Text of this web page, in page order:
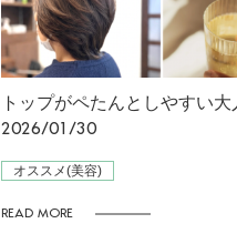
2026/01/30
オススメ(美容)
READ MORE